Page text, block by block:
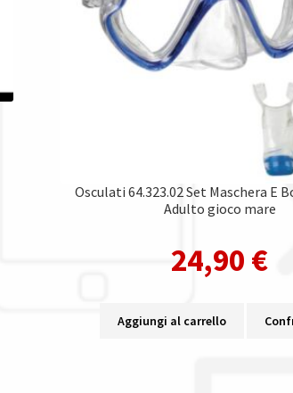
Osculati 64.323.02 Set Maschera E
Adulto gioco mare
24,90 €
Aggiungi al carrello